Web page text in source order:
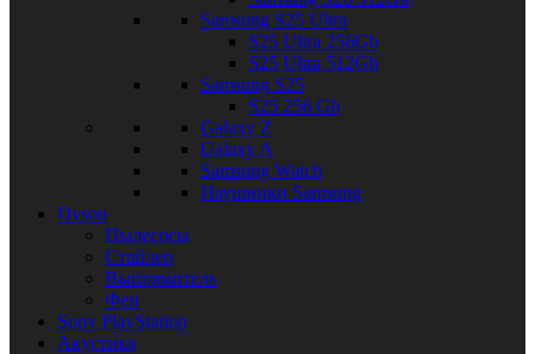
Samsung S25 Ultra
S25 Ultra 256Gb
S25 Ultra 512Gb
Samsung S25
S25 256 Gb
Galaxy Z
Galaxy A
Samsung Watch
Наушники Samsung
Dyson
Пылесосы
Стайлер
Выпрямитель
Фен
Sony PlayStation
Акустика